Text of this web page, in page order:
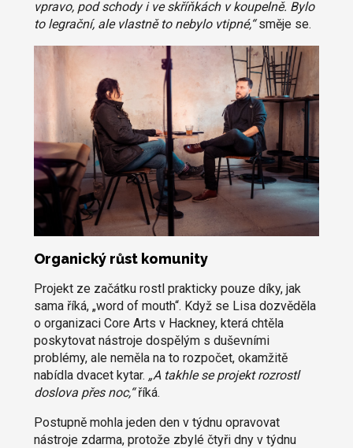
vpravo, pod schody i ve skříňkách v koupelně. Bylo
to legrační, ale vlastně to nebylo vtipné,“směje se.
Organický růst komunity
Projekt ze začátku rostl prakticky pouze díky, jak
sama říká, „word of mouth“. Když se Lisa dozvěděla
o organizaci Core Arts v Hackney, která chtěla
poskytovat nástroje dospělým s duševními
problémy, ale neměla na to rozpočet, okamžitě
nabídla dvacet kytar. „A takhle se projekt rozrostl
doslova přes noc,“říká.
Postupně mohla jeden den v týdnu opravovat
nástroje zdarma, protože zbylé čtyři dny v týdnu